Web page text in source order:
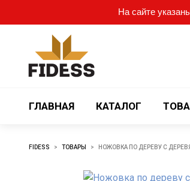
На сайте
ГЛАВНАЯ КАТАЛОГ
FIDESS > ТОВАРЫ > НОЖОВКА ПО ДЕРЕВУ С